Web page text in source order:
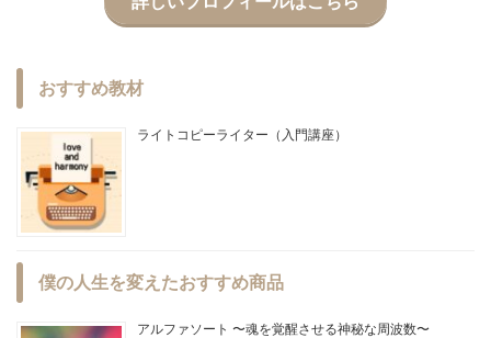
おすすめ教材
ライトコピーライター（入門講座）
僕の人生を変えたおすすめ商品
アルファソート 〜魂を覚醒させる神秘な周波数〜